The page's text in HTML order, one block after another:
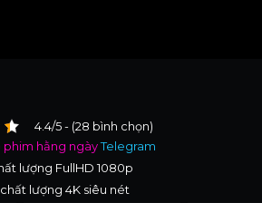
4.4/5 - (28 bình chọn)
phim hằng ngàyTelegram
lượng FullHD 1080p
lượng 4K siêu nét